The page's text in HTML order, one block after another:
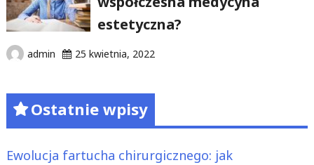
estetyczna?
admin 25 kwietnia, 2022
Ostatnie wpisy
Ewolucja fartucha chirurgicznego: jak